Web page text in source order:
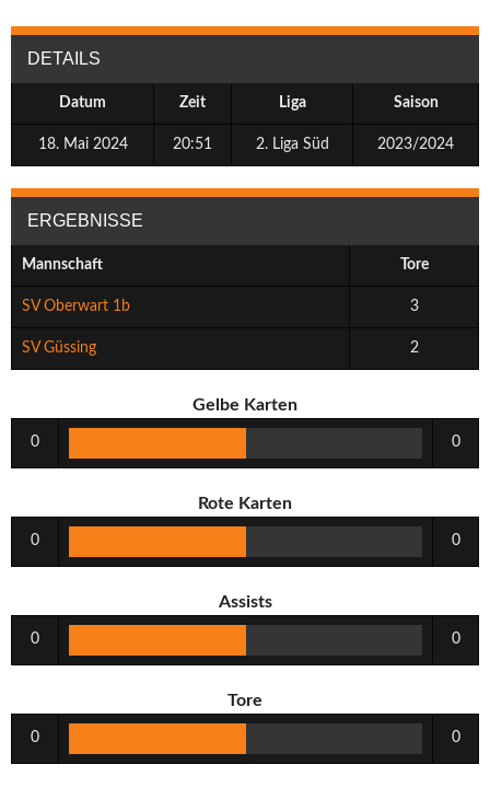
DETAILS
Datum Zeit Liga Saison
18. Mai 2024 20:51 2. Liga Süd 2023/2024
ERGEBNISSE
Mannschaft Tore
SV Oberwart 1b 3
SV Güssing 2
Gelbe Karten
0 0
Rote Karten
0 0
Assists
0 0
Tore
0 0